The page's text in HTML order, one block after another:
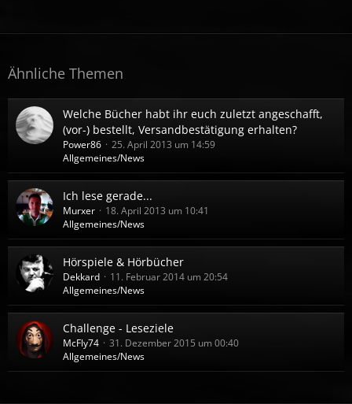
Ähnliche Themen
Welche Bücher habt ihr euch zuletzt angeschafft,
(vor-) bestellt, Versandbestätigung erhalten?
Power86
25. April 2013 um 14:59
Allgemeines/News
Ich lese gerade...
Murxer
18. April 2013 um 10:41
Allgemeines/News
Hörspiele & Hörbücher
Dekkard
11. Februar 2014 um 20:54
Allgemeines/News
Challenge - Leseziele
McFly74
31. Dezember 2015 um 00:40
Allgemeines/News